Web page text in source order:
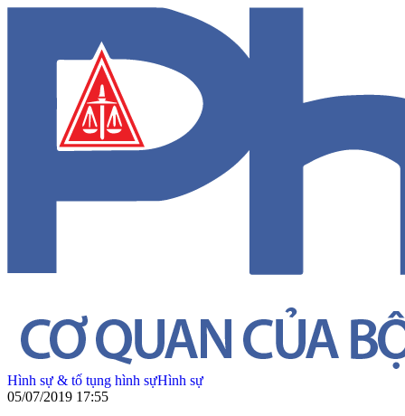
Hình sự & tố tụng hình sựHình sự
05/07/2019 17:55